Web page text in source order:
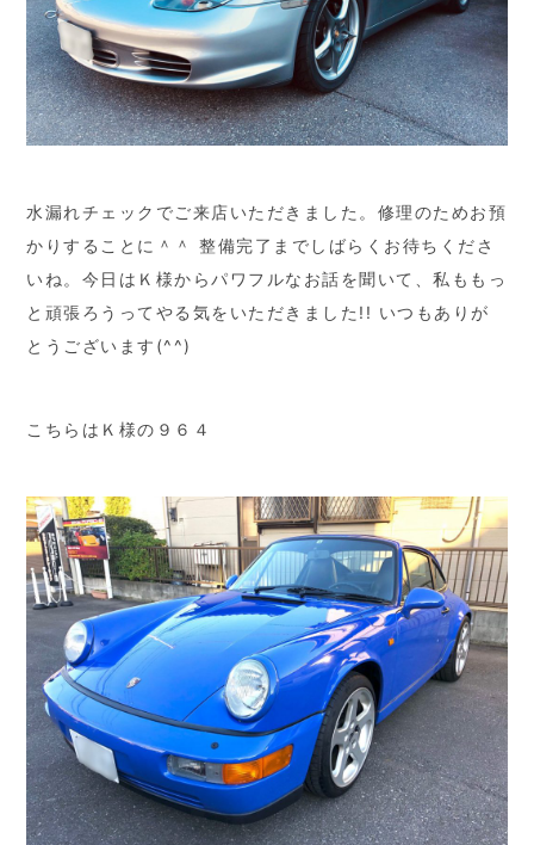
水漏れチェックでご来店いただきました。修理のためお預
かりすることに＾＾ 整備完了までしばらくお待ちくださ
いね。今日はＫ様からパワフルなお話を聞いて、私ももっ
と頑張ろうってやる気をいただきました!! いつもありが
とうございます(^^)
こちらはＫ様の９６４